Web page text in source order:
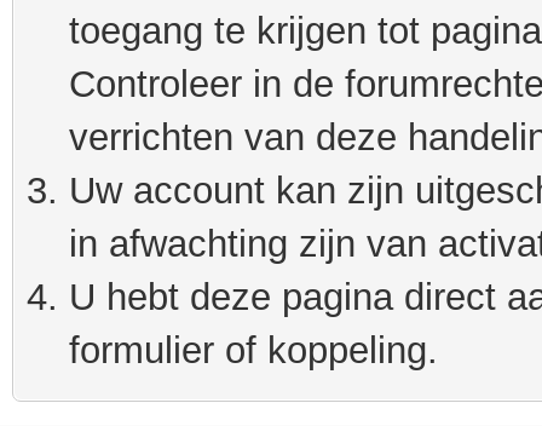
toegang te krijgen tot
Controleer in de
verrichten van deze
Uw account kan zijn
in afwachting zijn van
U hebt deze pagina direct
formulier of koppeling.